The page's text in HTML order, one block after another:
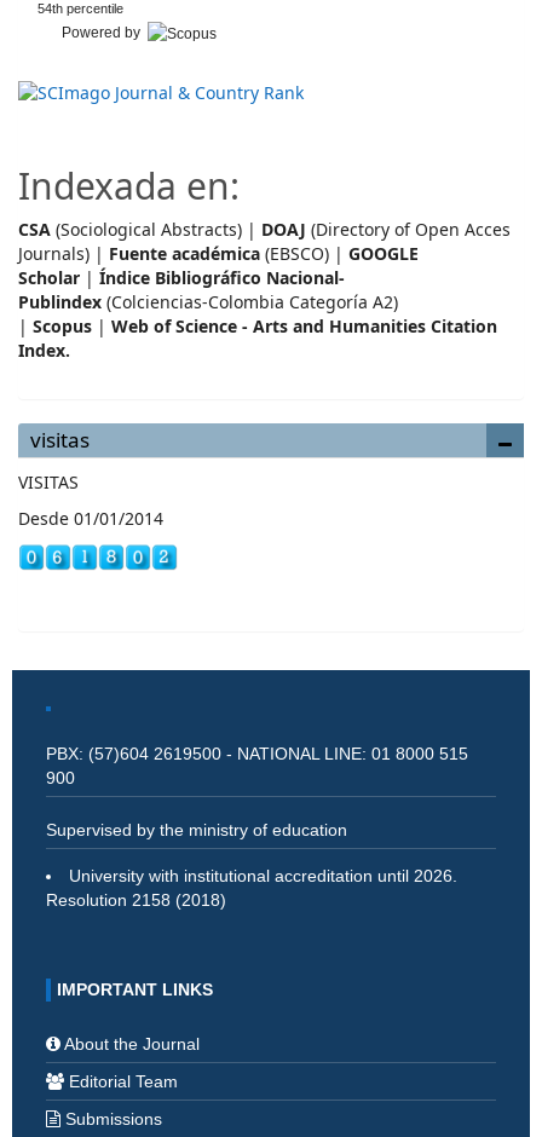
54th percentile
Powered by
Indexada en:
CSA (Sociological Abstracts) | DOAJ (Directory of Open Acces
Journals) | Fuente académica (EBSCO) | GOOGLE
Scholar | Índice Bibliográfico Nacional-
Publindex (Colciencias-Colombia Categoría A2)
| Scopus | Web of Science - Arts and Humanities Citation
Index.
visitas
VISITAS
Desde 01/01/2014
PBX: (57)604 2619500 - NATIONAL LINE: 01 8000 515
900
Supervised by the ministry of education
University with institutional accreditation until 2026.
Resolution 2158 (2018)
IMPORTANT LINKS
About the Journal
Editorial Team
Submissions